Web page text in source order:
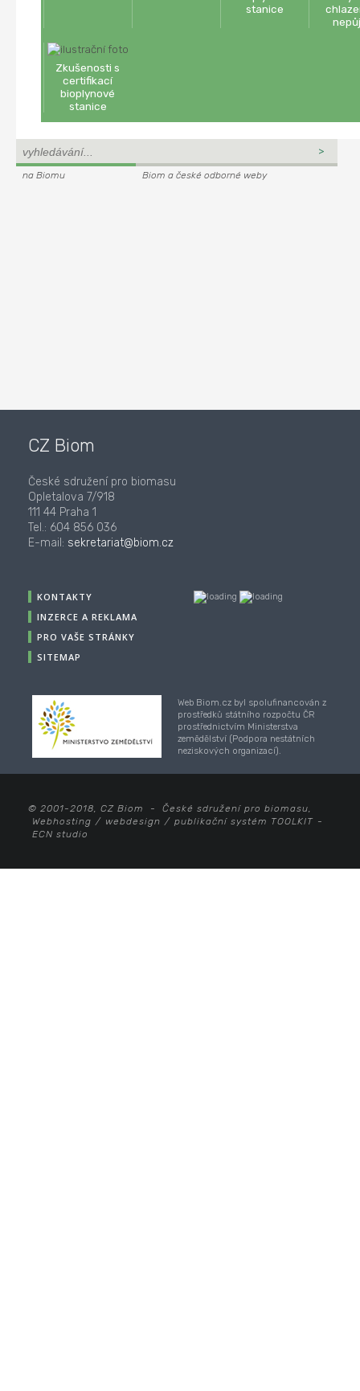
stanice
Zkušenosti s
certifikací
bioplynové
stanice
na Biomu Biom a české odborné weby
CZ Biom
České sdružení pro biomasu
Opletalova 7/918
111 44 Praha 1
Tel.: 604 856 036
E-mail: sekretariat@biom.cz
KONTAKTY
INZERCE A REKLAMA
PRO VAŠE STRÁNKY
SITEMAP
Web Biom.cz byl spolufinancován z
prostředků státního rozpočtu ČR
prostřednictvím Ministerstva
zemědělství (Podpora nestátních
neziskových organizací).
© 2001-2018, CZ Biom - České sdružení pro biomasu,
Webhosting / webdesign / publikační systém TOOLKIT -
ECN studio